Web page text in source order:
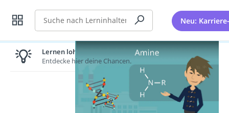
Suche Neu:
Lernen lohnt sich!
Entdecke hier deine Chancen.